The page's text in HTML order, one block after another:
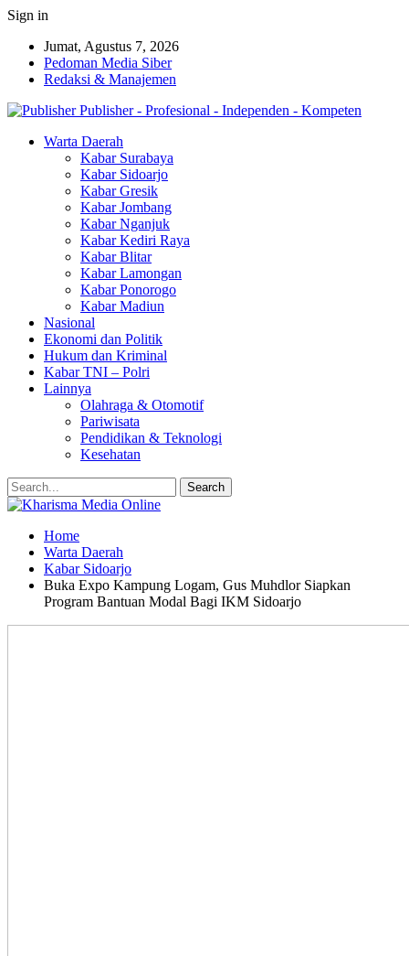
Sign in
Jumat, Agustus 7, 2026
Pedoman Media Siber
Redaksi & Manajemen
Publisher - Profesional - Independen - Kompeten
Warta Daerah
Kabar Surabaya
Kabar Sidoarjo
Kabar Gresik
Kabar Jombang
Kabar Nganjuk
Kabar Kediri Raya
Kabar Blitar
Kabar Lamongan
Kabar Ponorogo
Kabar Madiun
Nasional
Ekonomi dan Politik
Hukum dan Kriminal
Kabar TNI – Polri
Lainnya
Olahraga & Otomotif
Pariwisata
Pendidikan & Teknologi
Kesehatan
Home
Warta Daerah
Kabar Sidoarjo
Buka Expo Kampung Logam, Gus Muhdlor Siapkan
Program Bantuan Modal Bagi IKM Sidoarjo